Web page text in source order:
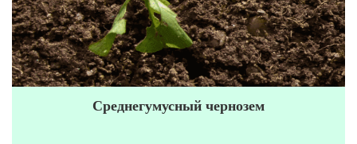
Среднегумусный чернозем